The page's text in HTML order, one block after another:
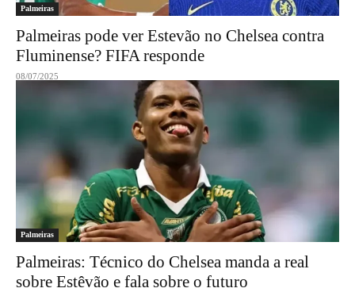
Palmeiras
Palmeiras pode ver Estevão no Chelsea contra
Fluminense? FIFA responde
08/07/2025
Palmeiras
Palmeiras: Técnico do Chelsea manda a real
sobre Estêvão e fala sobre o futuro